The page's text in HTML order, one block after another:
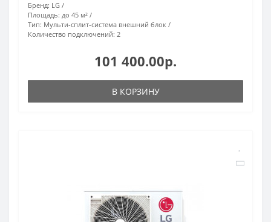
Бренд: LG
Площадь: до 45 м²
Тип: Мульти-сплит-система внешний блок
Количество подключений: 2
101 400.00р.
В КОРЗИНУ